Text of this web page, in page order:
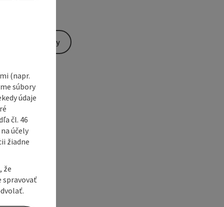
Send inquiry
(napr.
súbory
údaje
čl. 46
účely
žiadne
že
spravovať